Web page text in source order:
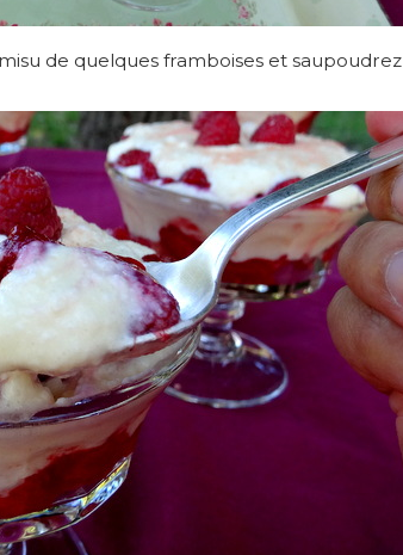
de quelques framboises et saupoudrez